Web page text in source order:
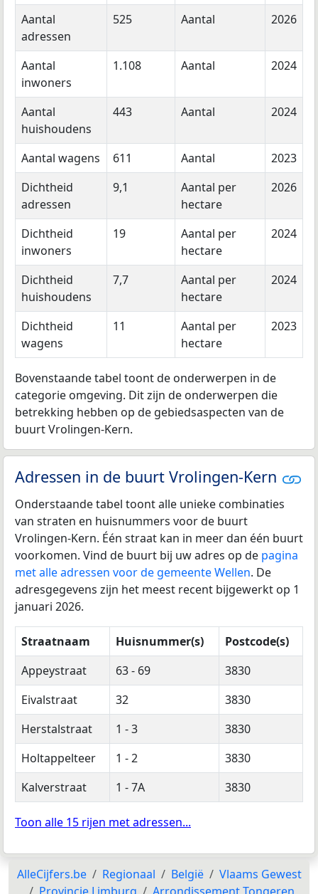
Aantal
adressen
525 Aantal 2026
Aantal
inwoners
1.108 Aantal 2024
Aantal
huishoudens
443 Aantal 2024
Aantal wagens 611 Aantal
2023
Dichtheid
adressen
9,1
Aantal per
hectare
2026
Dichtheid
inwoners
19
Aantal per
hectare
2024
Dichtheid
huishoudens
7,7
Aantal per
hectare
2024
Dichtheid
wagens
11
Aantal per
hectare
2023
Bovenstaande tabel toont de onderwerpen in de
categorie omgeving. Dit zijn de onderwerpen die
betrekking hebben op de gebiedsaspecten van de
buurt Vrolingen-Kern.
Adressen in de buurt Vrolingen-Kern
Onderstaande tabel toont alle unieke combinaties
van straten en huisnummers voor de buurt
Vrolingen-Kern. Één straat kan in meer dan één buurt
voorkomen. Vind de buurt bij uw adres op de pagina
met alle adressen voor de gemeente Wellen. De
adresgegevens zijn het meest recent bijgewerkt op 1
januari 2026.
Straatnaam Huisnummer(s)
Postcode(s)
Appeystraat
63 - 69
3830
Eivalstraat
32
3830
Herstalstraat
1 - 3
3830
Holtappelteer
1 - 2
3830
Kalverstraat
1 - 7A 3830
Toon alle 15 rijen met adressen...
AlleCijfers.be Regionaal België
Vlaams Gewest